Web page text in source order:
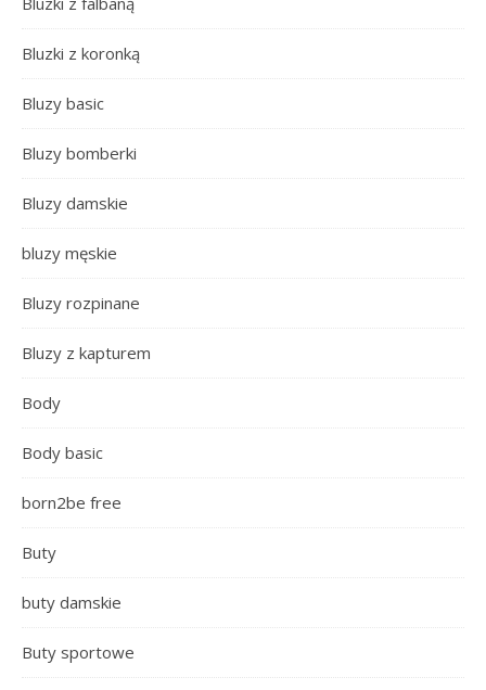
Bluzki z koronką
Bluzy basic
Bluzy bomberki
Bluzy damskie
bluzy męskie
Bluzy rozpinane
Bluzy z kapturem
Body
Body basic
born2be free
Buty
buty damskie
Buty sportowe